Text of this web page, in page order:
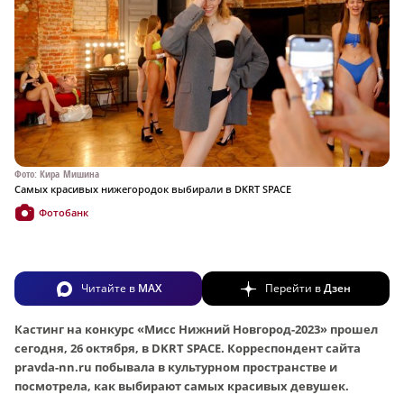
Фото: Кира Мишина
Самых красивых нижегородок выбирали в DKRT SPACE
Фотобанк
Читайте в MAX Перейти вДзен
Кастинг на конкурс «Мисс Нижний Новгород-2023» прошел
сегодня, 26 октября, в DKRT SPACE. Корреспондент сайта
pravda-nn.ru побывала в культурном пространстве и
посмотрела, как выбирают самых красивых девушек.